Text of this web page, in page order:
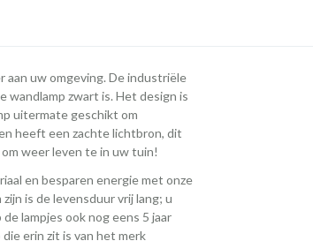
aan uw omgeving. De industriële
wandlamp zwart is. Het design is
uitermate geschikt om
heeft een zachte lichtbron, dit
weer leven te in uw tuin!
en besparen energie met onze
is de levensduur vrij lang; u
lampjes ook nog eens 5 jaar
erin zit is van het merk